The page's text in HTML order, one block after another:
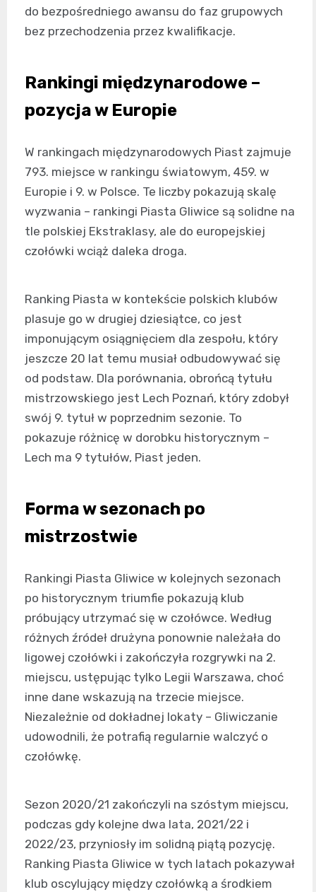
do bezpośredniego awansu do faz grupowych
bez przechodzenia przez kwalifikacje.
Rankingi międzynarodowe –
pozycja w Europie
W rankingach międzynarodowych Piast zajmuje
793. miejsce w rankingu światowym, 459. w
Europie i 9. w Polsce. Te liczby pokazują skalę
wyzwania – rankingi Piasta Gliwice są solidne na
tle polskiej Ekstraklasy, ale do europejskiej
czołówki wciąż daleka droga.
Ranking Piasta w kontekście polskich klubów
plasuje go w drugiej dziesiątce, co jest
imponującym osiągnięciem dla zespołu, który
jeszcze 20 lat temu musiał odbudowywać się
od podstaw. Dla porównania, obrońcą tytułu
mistrzowskiego jest Lech Poznań, który zdobył
swój 9. tytuł w poprzednim sezonie. To
pokazuje różnicę w dorobku historycznym –
Lech ma 9 tytułów, Piast jeden.
Forma w sezonach po
mistrzostwie
Rankingi Piasta Gliwice w kolejnych sezonach
po historycznym triumfie pokazują klub
próbujący utrzymać się w czołówce. Według
różnych źródeł drużyna ponownie należała do
ligowej czołówki i zakończyła rozgrywki na 2.
miejscu, ustępując tylko Legii Warszawa, choć
inne dane wskazują na trzecie miejsce.
Niezależnie od dokładnej lokaty – Gliwiczanie
udowodnili, że potrafią regularnie walczyć o
czołówkę.
Sezon 2020/21 zakończyli na szóstym miejscu,
podczas gdy kolejne dwa lata, 2021/22 i
2022/23, przyniosły im solidną piątą pozycję.
Ranking Piasta Gliwice w tych latach pokazywał
klub oscylujący między czołówką a środkiem